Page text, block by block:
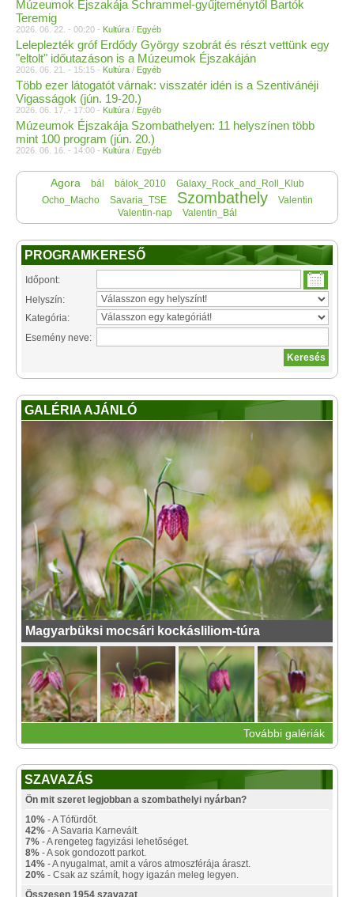
Múzeumok Éjszakája Schrammel-gyűjteménytől Bartók
Teremig
2026. 06. 22. - 00:20 - Kultúra / Egyéb
Leleplezték gróf Erdődy György szobrát és részt vettünk egy
"eltolt" időutazáson is a Múzeumok Éjszakáján
2026. 06. 21. - 15:15 - Kultúra / Egyéb
Több ezer látogatót várnak: visszatér idén is a Szentivánéji
Vigasságok (jún. 19-20.)
2026. 06. 17. - 17:00 - Kultúra / Egyéb
Múzeumok Éjszakája Szombathelyen: 11 helyszínen több
mint 100 program (jún. 20.)
2026. 06. 16. - 14:00 - Kultúra / Egyéb
Agora bál bálok_2010
Galaxy_Rock_and_Roll_Klub
Ocho_Macho
Savaria_TSE Szombathely
Valentin
Valentin-nap
Valentin_Bál
PROGRAMKERESŐ
Időpont:
Helyszín:
Kategória:
Esemény neve:
GALÉRIA AJÁNLÓ
Magyarbüksi mocsári kockásliliom-túra
További galériák
SZAVAZÁS
Ön mit szeret legjobban a szombathelyi nyárban?
10% - A Tófürdőt.
42% - A Savaria Karnevált.
7% - A rengeteg fagyizási lehetőséget.
8% - A sok gondozott parkot.
14% - A nyugalmat, amit a város atmoszférája áraszt.
20% - Csak az számít, hogy igazán meleg legyen.
Összesen 1954 szavazat